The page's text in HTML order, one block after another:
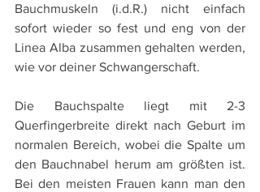
Bauchmuskeln (i.d.R.) nicht einfach
sofort wieder so fest und eng von der
Linea Alba zusammen gehalten werden,
wie vor deiner Schwangerschaft.
Die Bauchspalte liegt mit 2-3
Querfingerbreite direkt nach Geburt im
normalen Bereich, wobei die Spalte um
den Bauchnabel herum am größten ist.
Bei den meisten Frauen kann man den